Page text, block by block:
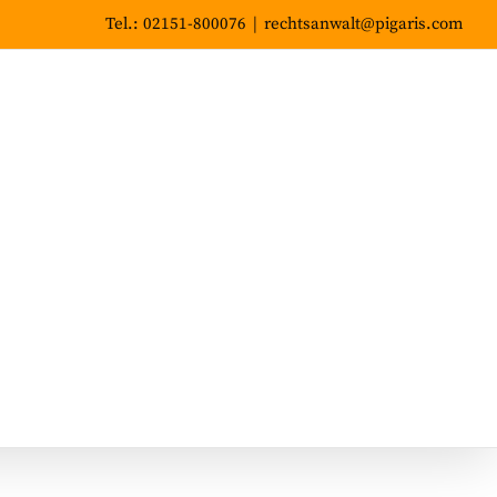
Tel.: 02151-800076 | rechtsanwalt@pigaris.com